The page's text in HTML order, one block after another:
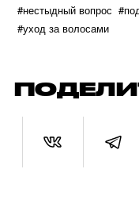
#нестыдный вопрос
#уход за волосами